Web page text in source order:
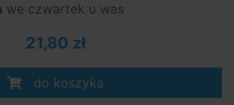
we czwartek u was
21,80 zł
do koszyka